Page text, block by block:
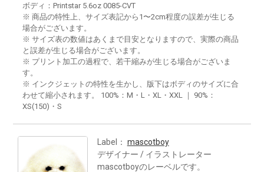
ボディ：Printstar 5.6oz 0085-CVT
※ 商品の特性上、サイズ表記から1〜2cm程度の誤差が生じる
場合がございます。
※ サイズ表の数値はあくまで目安となりますので、実際の商品
と誤差が生じる場合がございます。
※ プリント加工の過程で、若干縮みが生じる場合がございま
す。
※ インクジェットの特性を生かし、版下はボディのサイズに合
わせて縮小されます。 100%：M・L・XL・XXL ｜ 90%：
XS(150)・S
Label： mascotboy
デザイナー / イラストレーター
mascotboyのレーベルです。